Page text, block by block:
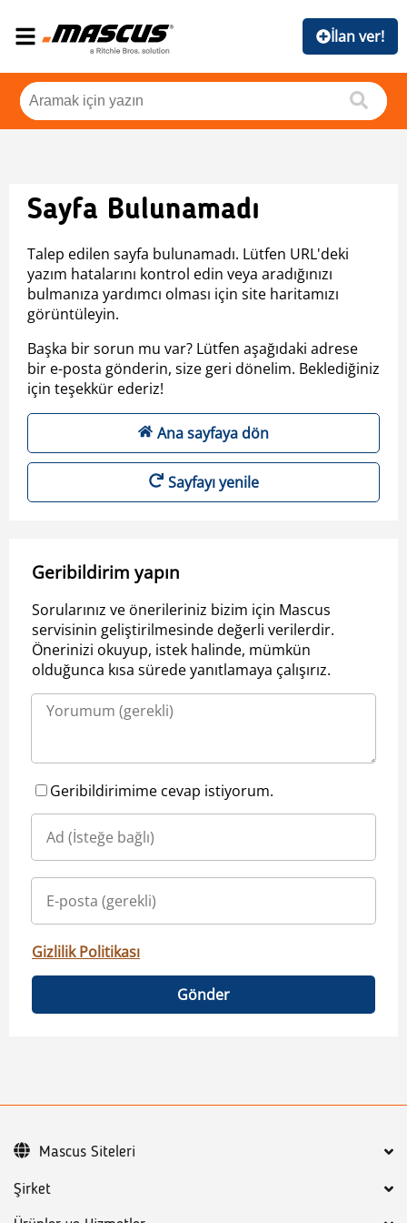
İlan ver!
Sayfa Bulunamadı
Talep edilen sayfa bulunamadı. Lütfen URL'deki
yazım hatalarını kontrol edin veya aradığınızı
bulmanıza yardımcı olması için site haritamızı
görüntüleyin.
Başka bir sorun mu var? Lütfen aşağıdaki adrese
bir e-posta gönderin, size geri dönelim. Beklediğiniz
için teşekkür ederiz!
Ana sayfaya dön
Sayfayı yenile
Geribildirim yapın
Sorularınız ve önerileriniz bizim için Mascus
servisinin geliştirilmesinde değerli verilerdir.
Önerinizi okuyup, istek halinde, mümkün
olduğunca kısa sürede yanıtlamaya çalışırız.
Geribildirimime cevap istiyorum.
Gizlilik Politikası
Gönder
Şirket
Mascus Siteleri